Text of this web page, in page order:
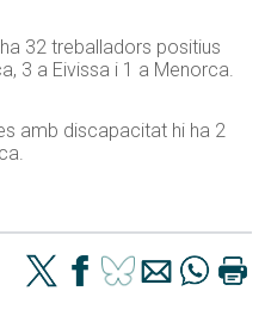
32 treballadors positius
3 a Eivissa i 1 a Menorca.
amb discapacitat hi ha 2